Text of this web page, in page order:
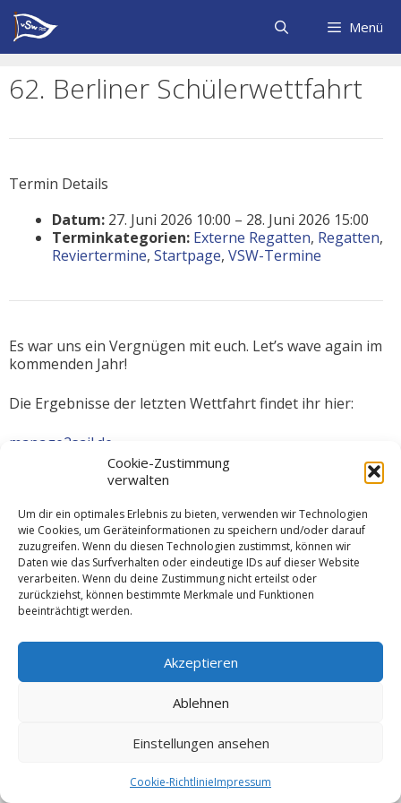
Cookie-Zustimmung
verwalten
Um dir ein optimales Erlebnis zu bieten, verwenden wir Technologien
wie Cookies, um Geräteinformationen zu speichern und/oder darauf
zuzugreifen. Wenn du diesen Technologien zustimmst, können wir
Daten wie das Surfverhalten oder eindeutige IDs auf dieser Website
verarbeiten. Wenn du deine Zustimmung nicht erteilst oder
zurückziehst, können bestimmte Merkmale und Funktionen
beeinträchtigt werden.
Akzeptieren
Ablehnen
Einstellungen ansehen
Cookie-RichtlinieImpressum
Zum
Inhalt
springen
Menü
62. Berliner Schülerwettfahrt
Termin Details
Datum: 27. Juni 2026 10:00 – 28. Juni 2026 15:00
Terminkategorien: Externe Regatten, Regatten,
Reviertermine, Startpage, VSW-Termine
Es war uns ein Vergnügen mit euch. Let’s wave again im
kommenden Jahr!
Die Ergebnisse der letzten Wettfahrt findet ihr hier:
manage2sail.de
© 2026 VSW Segeln -Impressum